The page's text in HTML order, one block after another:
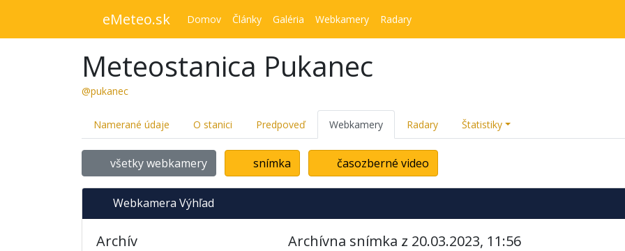
eMeteo.sk Domov Články Galéria Webkamery Radary
Meteostanica Pukanec
@pukanec
Namerané údaje O stanici Predpoveď Webkamery Radary Štatistiky
všetky webkamery snímka časozberné video
Webkamera Výhľad
Archív Archívna snímka z 20.03.2023, 11:56